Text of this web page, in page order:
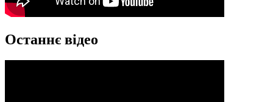
Останнє відео